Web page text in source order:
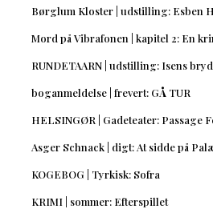
Børglum Kloster | udstilling: Esben
Mord på Vibrafonen | kapitel 2: En
RUNDETAARN | udstilling: Isens
boganmeldelse | frevert: GÅ TUR
HELSINGØR | Gadeteater: Passage
Asger Schnack | digt: At sidde på
KOGEBOG | Tyrkisk: Sofra
KRIMI | sommer: Efterspillet